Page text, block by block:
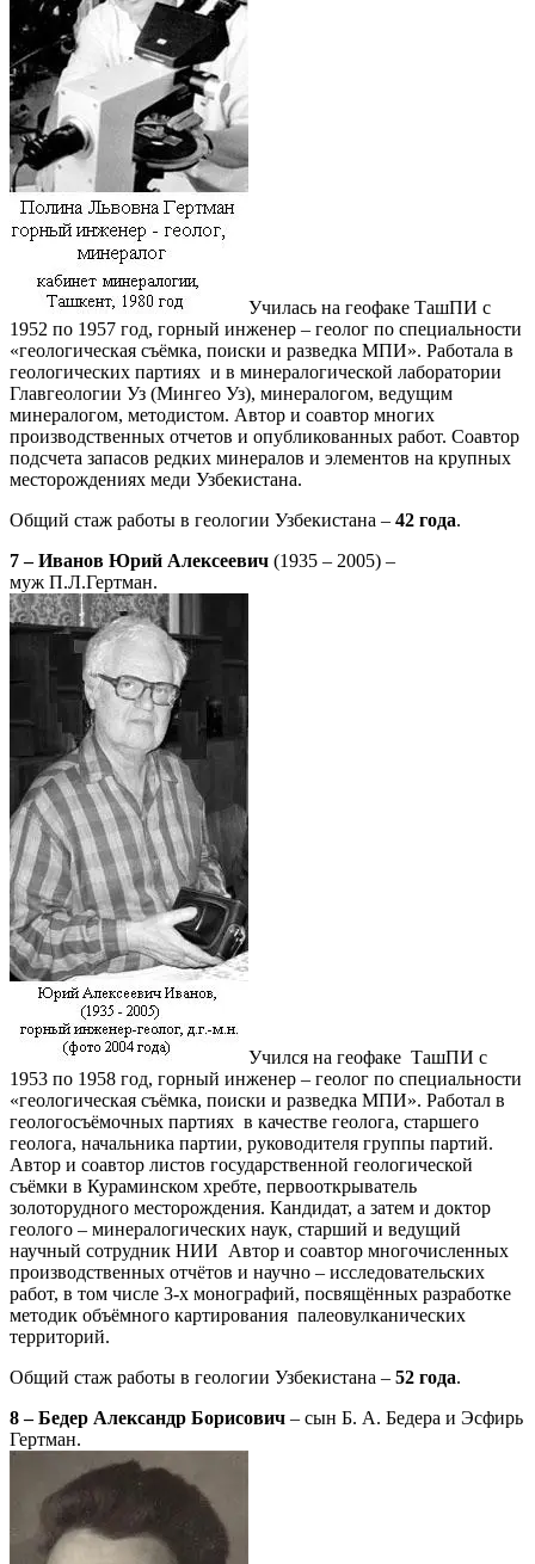
Училась на геофаке ТашПИ с
1952 по 1957 год, горный инженер – геолог по специальности
«геологическая съёмка, поиски и разведка МПИ». Работала в
геологических партиях и в минералогической лаборатории
Главгеологии Уз (Мингео Уз), минералогом, ведущим
минералогом, методистом. Автор и соавтор многих
производственных отчетов и опубликованных работ. Соавтор
подсчета запасов редких минералов и элементов на крупных
месторождениях меди Узбекистана.
Общий стаж работы в геологии Узбекистана – 42 года.
7 – Иванов Юрий Алексеевич (1935 – 2005) –
муж П.Л.Гертман.
Учился на геофаке ТашПИ с
1953 по 1958 год, горный инженер – геолог по специальности
«геологическая съёмка, поиски и разведка МПИ». Работал в
геологосъёмочных партиях в качестве геолога, старшего
геолога, начальника партии, руководителя группы партий.
Автор и соавтор листов государственной геологической
съёмки в Кураминском хребте, первооткрыватель
золоторудного месторождения. Кандидат, а затем и доктор
геолого – минералогических наук, старший и ведущий
научный сотрудник НИИ Автор и соавтор многочисленных
производственных отчётов и научно – исследовательских
работ, в том числе 3-х монографий, посвящённых разработке
методик объёмного картирования палеовулканических
территорий.
Общий стаж работы в геологии Узбекистана – 52 года.
8 – Бедер Александр Борисович – сын Б. А. Бедера и Эсфирь
Гертман.